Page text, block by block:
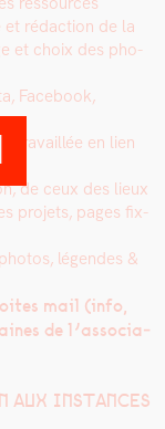
et rédac­tion de la
et choix des pho­
Face­book,
tra­vail­lée en lien
de ceux des lieux
pro­jets, pages fix­
légen­des &
mail (info,
de l’as­so­ci­a­
INSTANCES